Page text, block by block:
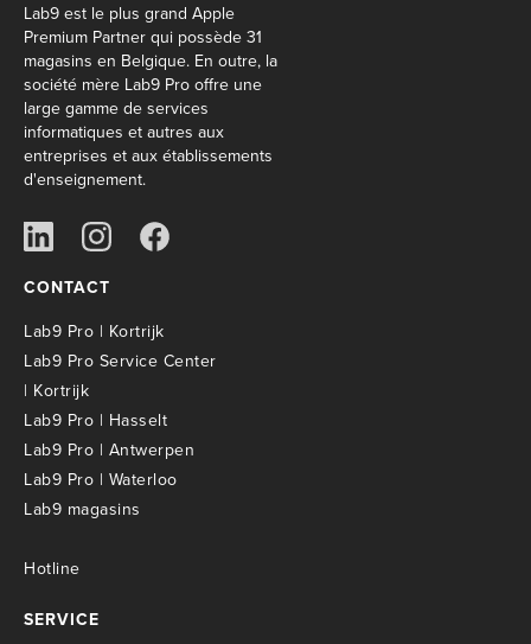
Lab9 est le plus grand Apple
Premium Partner qui possède 31
magasins en Belgique. En outre, la
société mère Lab9 Pro offre une
large gamme de services
informatiques et autres aux
entreprises et aux établissements
d'enseignement.
CONTACT
Lab9 Pro | Kortrijk
Lab9 Pro Service Center
| Kortrijk
Lab9 Pro | Hasselt
Lab9 Pro | Antwerpen
Lab9 Pro | Waterloo
Lab9 magasins
Hotline
SERVICE